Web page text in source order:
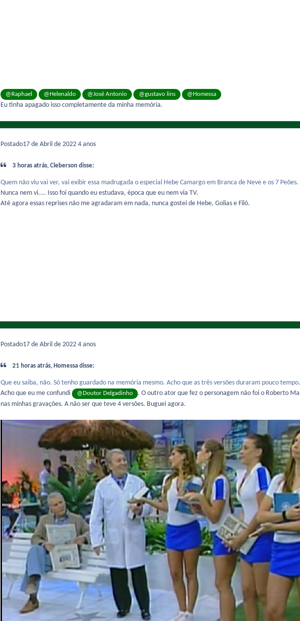
@Raphael @Helenaldo @José Antonio @gustavo lins @Homessa
Eu tinha apagado isso completamente da minha memória.
Postado17 de Abril de 2022 4 anos
3 horas atrás, Cleberson disse:
Quem não viu vai ver, vai exibir essa madrugada o especial Hebe Camargo em Branca de Neve e os 7 Peões.
Nunca nem vi.... Isso foi quando eu estudava, época que eu nem via TV.
Até agora essas reprises não me agradaram em nada, nunca gostei de Hebe, Golias e Filó.
Postado17 de Abril de 2022 4 anos
21 horas atrás, Homessa disse:
Que eu saiba, não. Só tenho guardado na memória mesmo. Acho que as três versões duraram pouco tempo.
Acho que eu me confundi
@Doutor Delgadinho
. O outro ator que fez o personagem não foi o Roberto
nas minhas gravações. A não ser que teve 4 versões. Buguei agora.